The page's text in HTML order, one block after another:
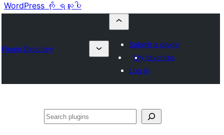
WordPress ကို ရယူပါ
Plugin Directory
Submit a plugin
My favorites
Log in
ရှာ